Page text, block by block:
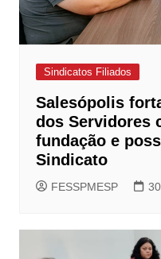
Sindicatos Filiados
Salesópolis
dos Servidores
fundação e
Sindicato
FESSPMESP